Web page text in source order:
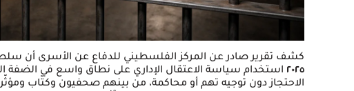
كشف تقرير صادر عن المركز الفلسطيني للدفاع عن الأسرى أن
٢٠٢٥ استخدام سياسة الاعتقال الإداري على نطاق واسع في الضفة
الاحتجاز دون توجيه تهم أو محاكمة، من بينهم صحفيون وكتّاب